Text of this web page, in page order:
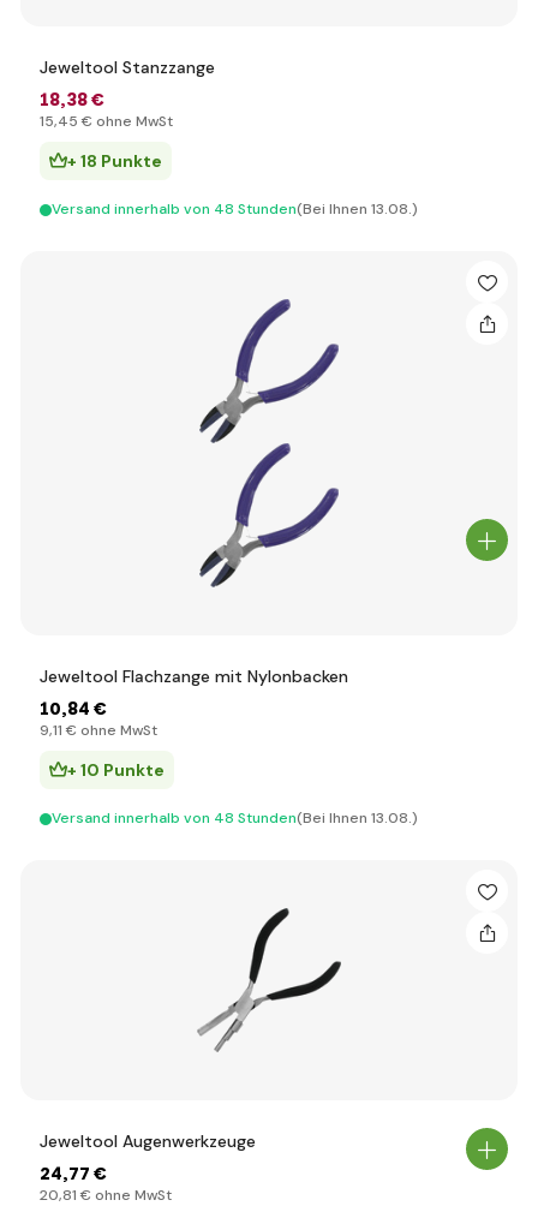
Jeweltool Stanzzange
18,38 €
15,45 € ohne MwSt
+ 18 Punkte
Versand innerhalb von 48 Stunden(Bei Ihnen 13.08.)
Jeweltool Flachzange mit Nylonbacken
10,84 €
9,11 € ohne MwSt
+ 10 Punkte
Versand innerhalb von 48 Stunden(Bei Ihnen 13.08.)
Jeweltool Augenwerkzeuge
24,77 €
20,81 € ohne MwSt